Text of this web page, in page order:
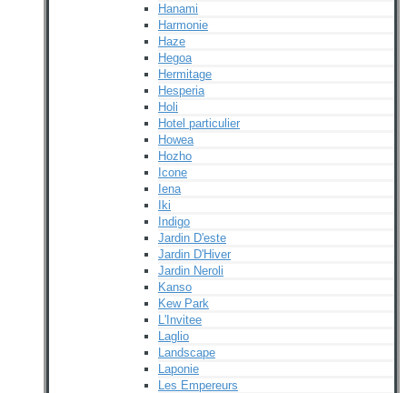
Hanami
Harmonie
Haze
Hegoa
Hermitage
Hesperia
Holi
Hotel particulier
Howea
Hozho
Icone
Iena
Iki
Indigo
Jardin D'este
Jardin D'Hiver
Jardin Neroli
Kanso
Kew Park
L'Invitee
Laglio
Landscape
Laponie
Les Empereurs